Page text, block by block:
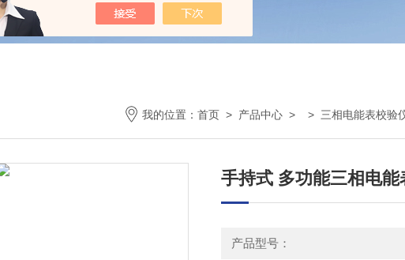
我的位置： 首页 > 产品中心 > > 三相电能表校验
手持式 多功能三相电能
产品型号：